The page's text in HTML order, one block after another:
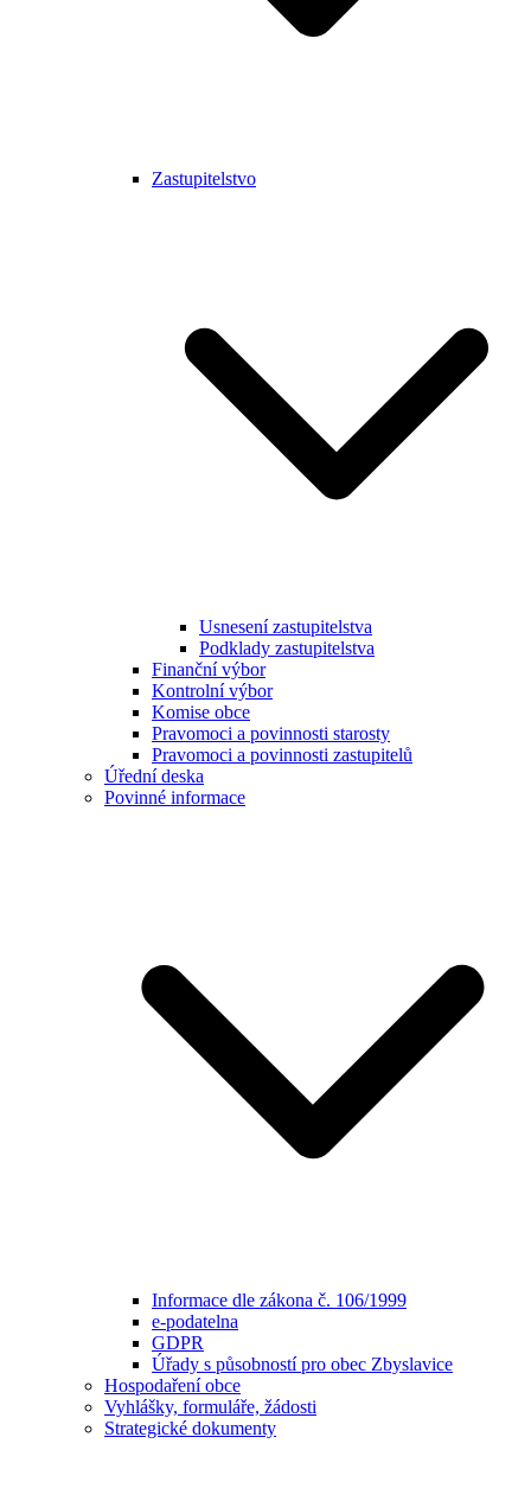
Zastupitelstvo
Usnesení zastupitelstva
Podklady zastupitelstva
Finanční výbor
Kontrolní výbor
Komise obce
Pravomoci a povinnosti starosty
Pravomoci a povinnosti zastupitelů
Úřední deska
Povinné informace
Informace dle zákona č. 106/1999
e-podatelna
GDPR
Úřady s působností pro obec Zbyslavice
Hospodaření obce
Vyhlášky, formuláře, žádosti
Strategické dokumenty